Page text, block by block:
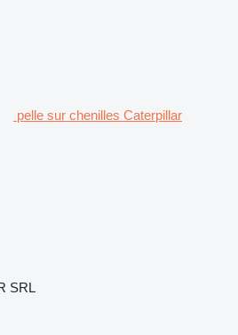
pelle sur chenilles Caterpillar
SRL